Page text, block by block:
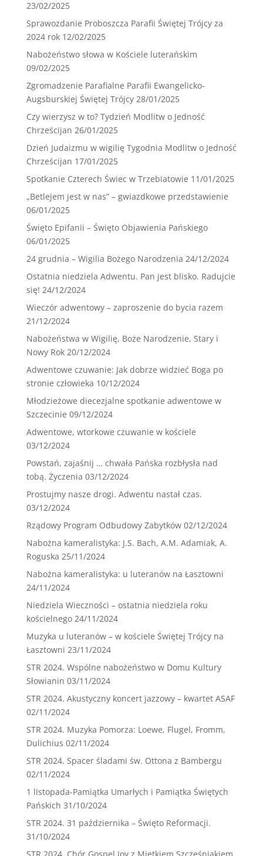
23/02/2025
Sprawozdanie Proboszcza Parafii Świętej Trójcy za
2024 rok 12/02/2025
Nabożeństwo słowa w Kościele luterańskim
09/02/2025
Zgromadzenie Parafialne Parafii Ewangelicko-
Augsburskiej Świętej Trójcy 28/01/2025
Czy wierzysz w to? Tydzień Modlitw o Jedność
Chrześcijan 26/01/2025
Dzień Judaizmu w wigilię Tygodnia Modlitw o Jedność
Chrześcijan 17/01/2025
Spotkanie Czterech Świec w Trzebiatowie 11/01/2025
„Betlejem jest w nas” – gwiazdkowe przedstawienie
06/01/2025
Święto Epifanii – Święto Objawienia Pańskiego
06/01/2025
24 grudnia – Wigilia Bożego Narodzenia 24/12/2024
Ostatnia niedziela Adwentu. Pan jest blisko. Radujcie
się! 24/12/2024
Wieczór adwentowy – zaproszenie do bycia razem
21/12/2024
Nabożeństwa w Wigilię, Boże Narodzenie, Stary i
Nowy Rok 20/12/2024
Adwentowe czuwanie: Jak dobrze widzieć Boga po
stronie człowieka 10/12/2024
Młodzieżowe diecezjalne spotkanie adwentowe w
Szczecinie 09/12/2024
Adwentowe, wtorkowe czuwanie w kościele
03/12/2024
Powstań, zajaśnij … chwała Pańska rozbłysła nad
tobą. Życzenia 03/12/2024
Prostujmy nasze drogi. Adwentu nastał czas.
03/12/2024
Rządowy Program Odbudowy Zabytków 02/12/2024
Nabożna kameralistyka: J.S. Bach, A.M. Adamiak, A.
Roguska 25/11/2024
Nabożna kameralistyka: u luteranów na Łasztowni
24/11/2024
Niedziela Wieczności – ostatnia niedziela roku
kościelnego 24/11/2024
Muzyka u luteranów – w kościele Świętej Trójcy na
Łasztowni 23/11/2024
STR 2024. Wspólne nabożeństwo w Domu Kultury
Słowianin 03/11/2024
STR 2024. Akustyczny koncert jazzowy – kwartet ASAF
02/11/2024
STR 2024. Muzyka Pomorza: Loewe, Flugel, Fromm,
Dulichius 02/11/2024
STR 2024. Spacer śladami św. Ottona z Bambergu
02/11/2024
1 listopada-Pamiątka Umarłych i Pamiątka Świętych
Pańskich 31/10/2024
STR 2024. 31 października – Święto Reformacji.
31/10/2024